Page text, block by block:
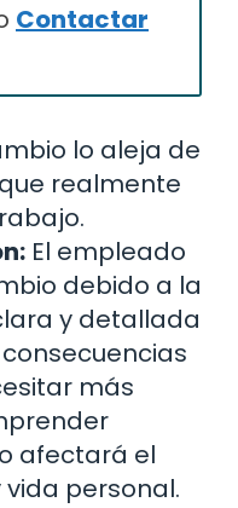
Contactar
lo aleja de
realmente
El empleado
debido a la
y detallada
más
afectará el
personal.